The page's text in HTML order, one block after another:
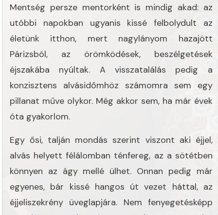
Mentség persze mentorként is mindig akad: az
utóbbi napokban ugyanis kissé felbolydult az
életünk itthon, mert nagylányom hazajött
Párizsból, az örömködések, beszélgetések
éjszakába nyúltak. A visszatalálás pedig a
konzisztens alvásidőmhöz számomra sem egy
pillanat műve olykor. Még akkor sem, ha már évek
óta gyakorlom.
Egy ősi, talján mondás szerint viszont aki éjjel,
alvás helyett félálomban ténfereg, az a sötétben
könnyen az ágy mellé ülhet. Onnan pedig már
egyenes, bár kissé hangos út vezet háttal, az
éjjeliszekrény üveglapjára. Nem fenyegetésképp